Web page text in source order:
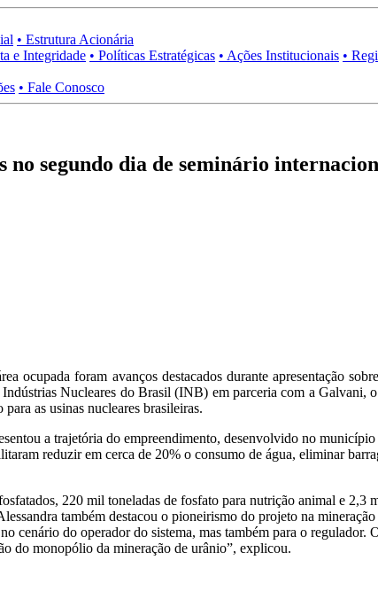
• Estrutura Acionária
e Integridade • Políticas Estratégicas • Ações Institucionais •
• Fale Conosco
no segundo dia de seminário
ocupada foram avanços destacados durante apresentação
Nucleares do Brasil (INB) em parceria com a Galvani,
as usinas nucleares brasileiras.
a trajetória do empreendimento, desenvolvido no
reduzir em cerca de 20% o consumo de água, eliminar
220 mil toneladas de fosfato para nutrição animal e 2,3
também destacou o pioneirismo do projeto na
cenário do operador do sistema, mas também para o regulador.
do monopólio da mineração de urânio”, explicou.